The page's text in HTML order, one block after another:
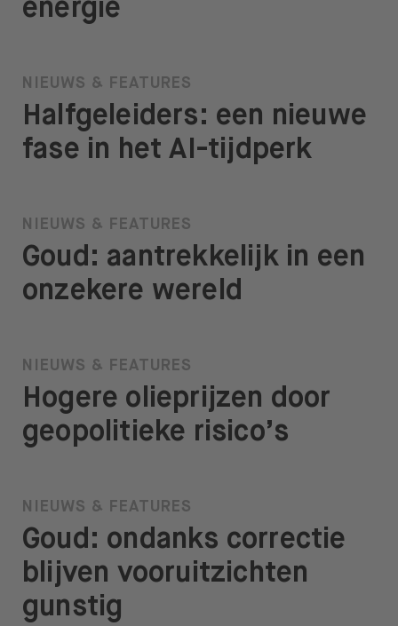
energie
NIEUWS & FEATURES
Halfgeleiders: een nieuwe
fase in het AI-tijdperk
NIEUWS & FEATURES
Goud: aantrekkelijk in een
onzekere wereld
NIEUWS & FEATURES
Hogere olieprijzen door
geopolitieke risico’s
NIEUWS & FEATURES
Goud: ondanks correctie
blijven vooruitzichten
gunstig